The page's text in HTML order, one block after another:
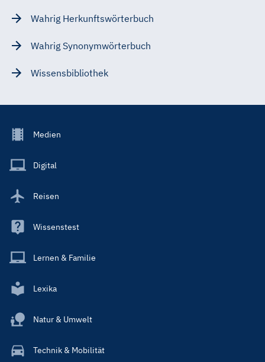
Wahrig Herkunftswörterbuch
Wahrig Synonymwörterbuch
Wissensbibliothek
Footer
Main
Medien
Digital
Reisen
Wissenstest
Lernen & Familie
Lexika
Natur & Umwelt
Technik & Mobilität